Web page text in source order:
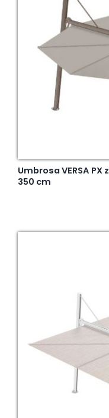
Umbrosa VERSA
350 cm